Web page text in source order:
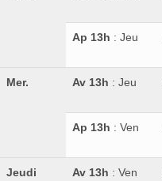
Ap 13h : Jeu
Mer. Av 13h : Jeu
Ap 13h : Ven
Jeudi Av 13h : Ven